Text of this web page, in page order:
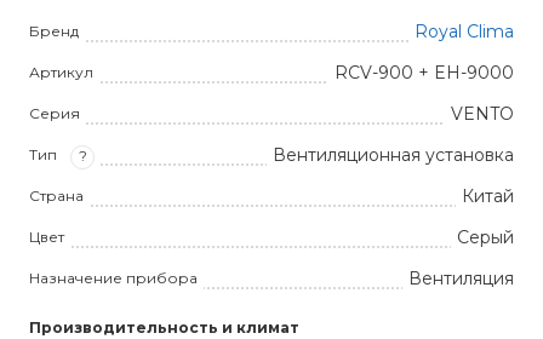
Бренд Royal Clima
Артикул RCV-900 + EH-9000
Серия VENTO
Тип ? Вентиляционная установка
Страна Китай
Цвет Серый
Назначение прибора Вентиляция
Производительность и климат